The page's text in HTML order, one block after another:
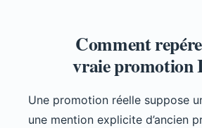
Comment
vraie
Une promotion réelle suppose
une mention explicite d’ancien